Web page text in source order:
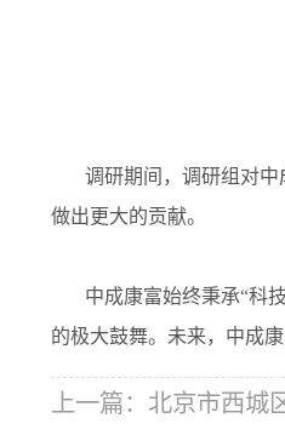
调研期间，调研组对中
做出更大的贡献。
中成康富始终秉承“科技
的极大鼓舞。未来，中成
上一篇： 北京市西城